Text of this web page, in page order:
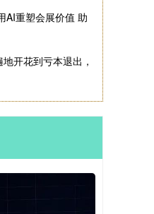
AI重塑会展价值 助
开花到亏本退出，